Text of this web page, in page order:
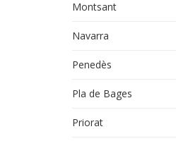
Montsant
Navarra
Penedès
Pla de Bages
Priorat